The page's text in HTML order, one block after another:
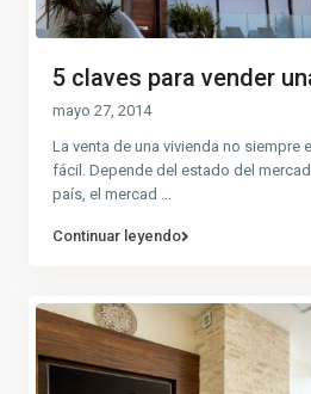
5 claves para vender
mayo 27, 2014
La venta de una vivienda no siempre
fácil. Depende del estado del
país, el mercad ...
Continuar leyendo